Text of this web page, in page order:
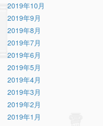
2019年10月
2019年9月
2019年8月
2019年7月
2019年6月
2019年5月
2019年4月
2019年3月
2019年2月
2019年1月